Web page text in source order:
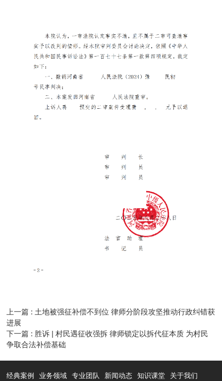
上一篇 : 土地被强征补偿不到位 律师分阶段攻坚推动行政纠错获
进展
下一篇 : 胜诉 | 村民遇征收强拆 律师锁定以拆代征本质 为村民
争取合法补偿基础
经典案例 业务领域 专业团队 新闻动态 知识课堂 关于我们